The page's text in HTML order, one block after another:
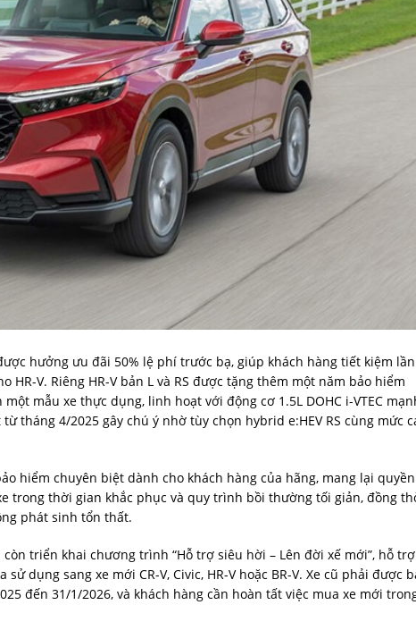
hưởng ưu đãi 50% lệ phí trước bạ, giúp khách hàng tiết kiệm lần
HR-V. Riêng HR-V bản L và RS được tặng thêm một năm bảo hiểm
mẫu xe thực dụng, linh hoạt với động cơ 1.5L DOHC i-VTEC
tháng 4/2025 gây chú ý nhờ tùy chọn hybrid e:HEV RS cùng mức
hiểm chuyên biệt dành cho khách hàng của hãng, mang lại quyền
trong thời gian khắc phục và quy trình bồi thường tối giản, đồng
phát sinh tổn thất.
triển khai chương trình “Hỗ trợ siêu hời – Lên đời xế mới”, hỗ trợ
dụng sang xe mới CR-V, Civic, HR-V hoặc BR-V. Xe cũ phải được
đến 31/1/2026, và khách hàng cần hoàn tất việc mua xe mới